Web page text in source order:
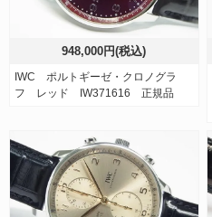
948,000円(税込)
IWC ポルトギーゼ・クロノグラ
フ レッド IW371616 正規品